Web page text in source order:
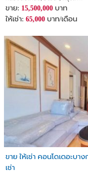
ขาย: 15,500,000 บาท
ให้เช่า: 65,000 บาท/เดือน
ขาย ให้เช่า คอนโดเดอะบ
เช่า